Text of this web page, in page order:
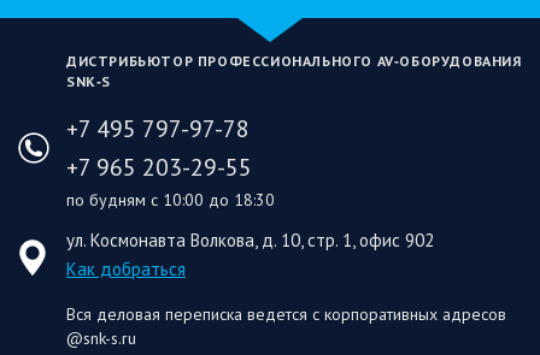
ДИСТРИБЬЮТОР ПРОФЕССИОНАЛЬНОГО AV‑ОБОРУДОВАНИЯ
SNK‑S
+7 495 797-97-78
+7 965 203-29-55
по будням с 10:00 до 18:30
ул. Космонавта Волкова, д. 10, стр. 1, офис 902
Как добраться
Вся деловая переписка ведется с корпоративных адресов
@snk-s.ru